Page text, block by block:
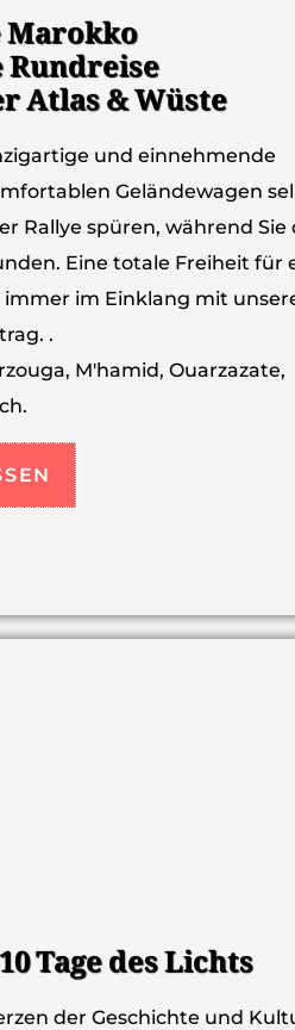
Marokko
Atlas & Wüste
und einnehmende
Geländewagen
Rallye spüren, während Sie
Eine totale Freiheit für
immer im Einklang mit
.
M'hamid, Ouarzazate,
Tage des Lichts
der Geschichte und